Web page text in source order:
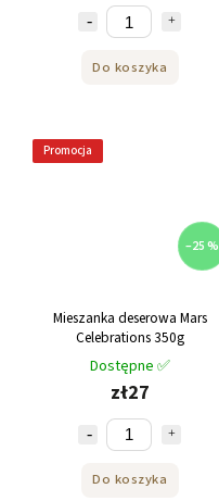
Do koszyka
Promocja
–25 %
Mieszanka deserowa Mars
Celebrations 350g
Dostępne ✅
zł27
Do koszyka